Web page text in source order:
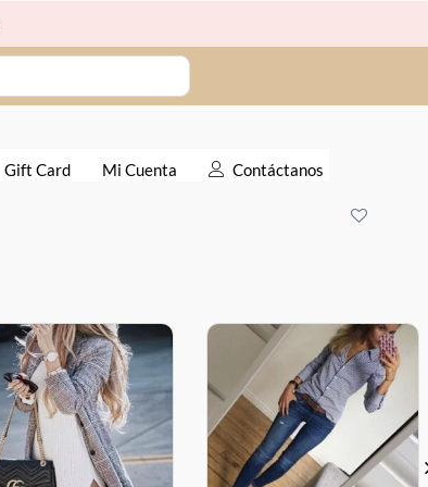
Gift Card Mi Cuenta Contáctanos